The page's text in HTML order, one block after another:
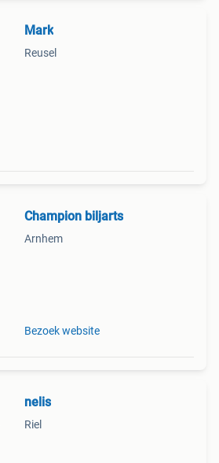
Mark
Reusel
Champion biljarts
Arnhem
Bezoek website
nelis
Riel